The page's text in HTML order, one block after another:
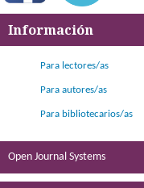
Información
Para lectores/as
Para autores/as
Para bibliotecarios/as
Open Journal Systems